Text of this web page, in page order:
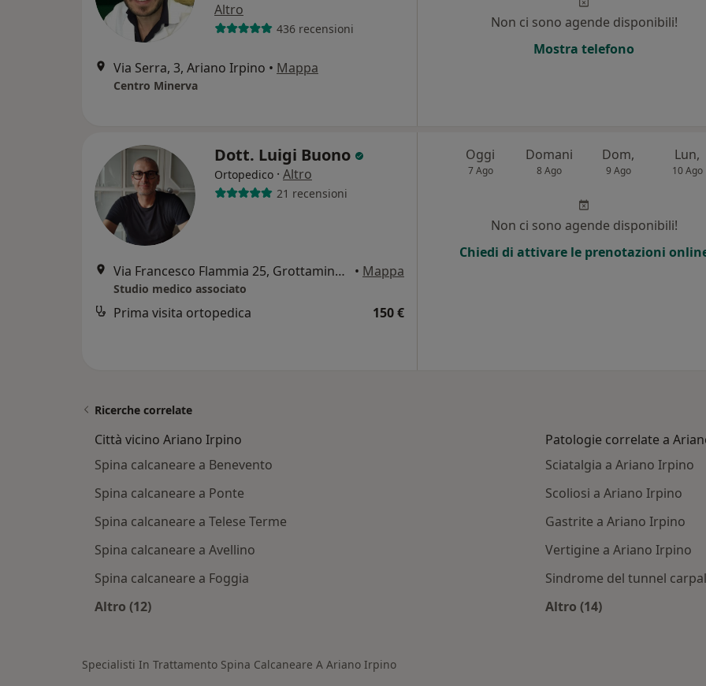
Altro
436 recensioni
Via Serra, 3, Ariano Irpino • Mappa
Centro Minerva
Non ci sono agende disponibili!
Mostra telefono
Dott. Luigi Buono
Ortopedico · Altro
21 recensioni
Via Francesco Flammia 25, Grottaminarda • Mappa
Studio medico associato
Prima visita ortopedica 150 €
Oggi
7 Ago
Domani
8 Ago
Dom,
9 Ago
Lun,
10 Ago
Non ci sono agende disponibili!
Chiedi di attivare le prenotazioni
Ricerche correlate
Città vicino Ariano Irpino
Spina calcaneare a Benevento
Spina calcaneare a Ponte
Spina calcaneare a Telese Terme
Spina calcaneare a Avellino
Spina calcaneare a Foggia
Altro (12)
Patologie correlate a
Sciatalgia a Ariano Irpino
Scoliosi a Ariano Irpino
Gastrite a Ariano Irpino
Vertigine a Ariano Irpino
Sindrome del tunnel
Altro (14)
Specialisti In Trattamento Spina Calcaneare A Ariano Irpino